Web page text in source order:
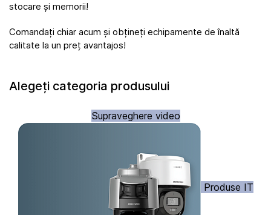
stocare și memorii!
Comandați chiar acum și obțineți echipamente de înaltă
calitate la un preț avantajos!
Alegeți categoria produsului
Supraveghere video
Produse IT